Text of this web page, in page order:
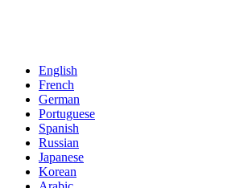
English
French
German
Portuguese
Spanish
Russian
Japanese
Korean